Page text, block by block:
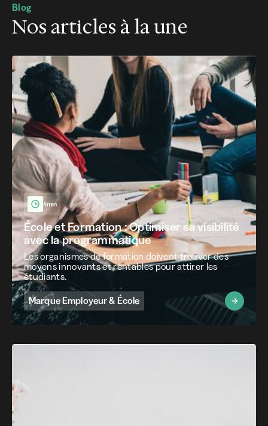
Blog
Nos articles à la une
4min
École et Formation : Optimiser sa visibilité
avec la programmatique
Les organismes de formation doivent trouver des
moyens innovants et rentables pour attirer les
étudiants.
Marque Employeur & École